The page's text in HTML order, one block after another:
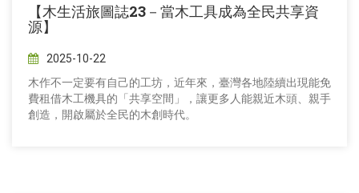
【木生活旅圖誌23－當木工具成為全民共享資
源】
2025-10-22
木作不一定要有自己的工坊，近年來，臺灣各地陸續出現能免
費租借木工機具的「共享空間」，讓更多人能親近木頭、親手
創造，開啟屬於全民的木創時代。